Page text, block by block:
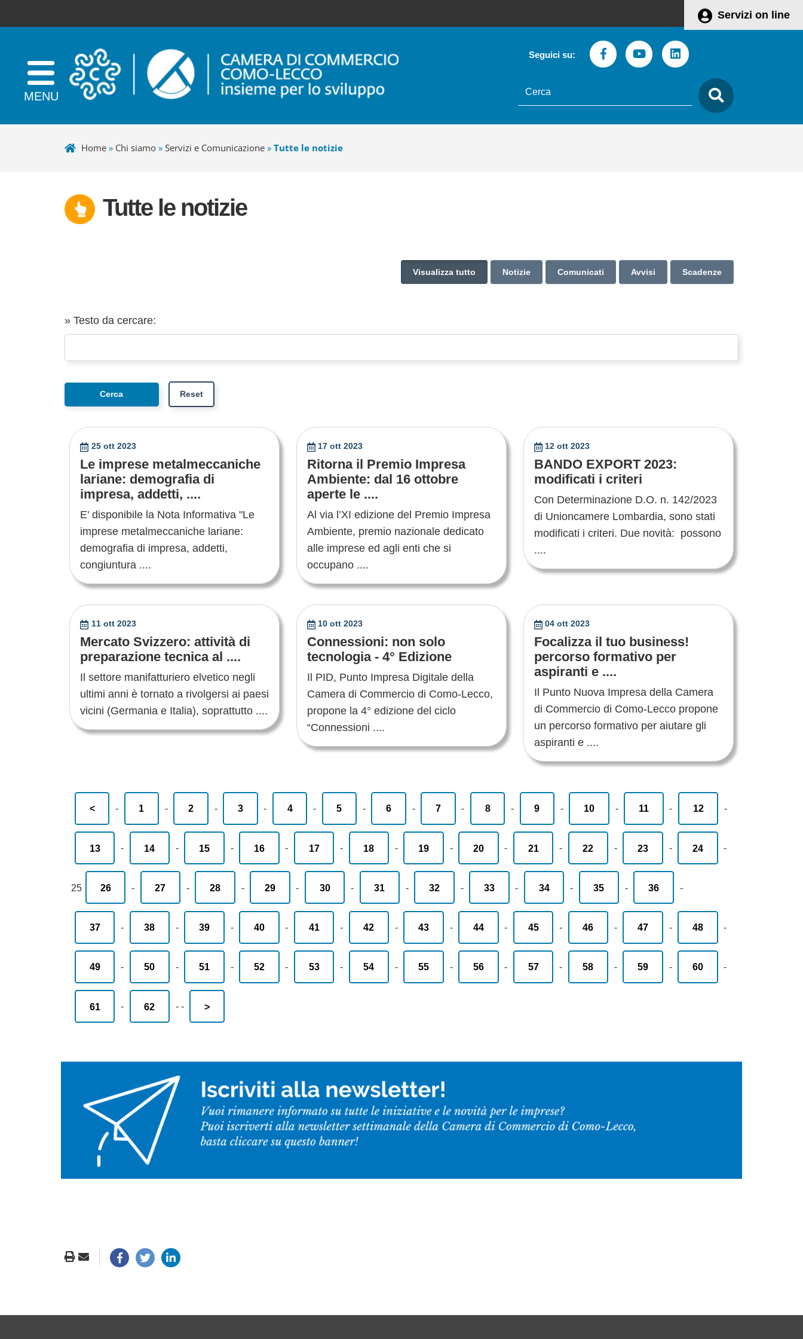
Servizi on line
Seguici su: FacebookYoutubeLinkedin
testo
da
cercare
Home» Chi siamo» Servizi e Comunicazione» Tutte le notizie
Tutte le notizie
Visualizza tutto Notizie Comunicati Avvisi Scadenze
» Testo da cercare:
25 ott 2023
Le imprese metalmeccaniche
lariane: demografia di
impresa, addetti, ....
E' disponibile la Nota Informativa "Le
imprese metalmeccaniche lariane:
demografia di impresa, addetti,
congiuntura ....
17 ott 2023
Ritorna il Premio Impresa
Ambiente: dal 16 ottobre
aperte le ....
Al via l’XI edizione del Premio Impresa
Ambiente, premio nazionale dedicato
alle imprese ed agli enti che si
occupano ....
12 ott 2023
BANDO EXPORT 2023:
modificati i criteri
Con Determinazione D.O. n. 142/2023
di Unioncamere Lombardia, sono stati
modificati i criteri. Due novità: possono
....
11 ott 2023
Mercato Svizzero: attività di
preparazione tecnica al ....
Il settore manifatturiero elvetico negli
ultimi anni è tornato a rivolgersi ai paesi
vicini (Germania e Italia), soprattutto ....
10 ott 2023
Connessioni: non solo
tecnologia - 4° Edizione
Il PID, Punto Impresa Digitale della
Camera di Commercio di Como-Lecco,
propone la 4° edizione del ciclo
“Connessioni ....
04 ott 2023
Focalizza il tuo business!
percorso formativo per
aspiranti e ....
Il Punto Nuova Impresa della Camera
di Commercio di Como-Lecco propone
un percorso formativo per aiutare gli
aspiranti e ....
< - 1 - 2 - 3 - 4 - 5 - 6 - 7 - 8 - 9 - 10 - 11 - 12 -
13 - 14 - 15 - 16 - 17 - 18 - 19 - 20 - 21 - 22 - 23 - 24 -
25 26 - 27 - 28 - 29 - 30 - 31 - 32 - 33 - 34 - 35 - 36 -
37 - 38 - 39 - 40 - 41 - 42 - 43 - 44 - 45 - 46 - 47 - 48 -
49 - 50 - 51 - 52 - 53 - 54 - 55 - 56 - 57 - 58 - 59 - 60 -
61 - 62 - - >